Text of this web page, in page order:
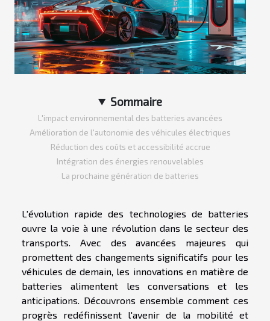
Sommaire
L'impact environnemental des batteries avancées
Amélioration de l'autonomie des véhicules électriques
Réduction des coûts et accessibilité accrue
Intégration des énergies renouvelables
La prochaine génération de batteries
L'évolution rapide des technologies de batteries
ouvre la voie à une révolution dans le secteur des
transports. Avec des avancées majeures qui
promettent des changements significatifs pour les
véhicules de demain, les innovations en matière de
batteries alimentent les conversations et les
anticipations. Découvrons ensemble comment ces
progrès redéfinissent l'avenir de la mobilité et